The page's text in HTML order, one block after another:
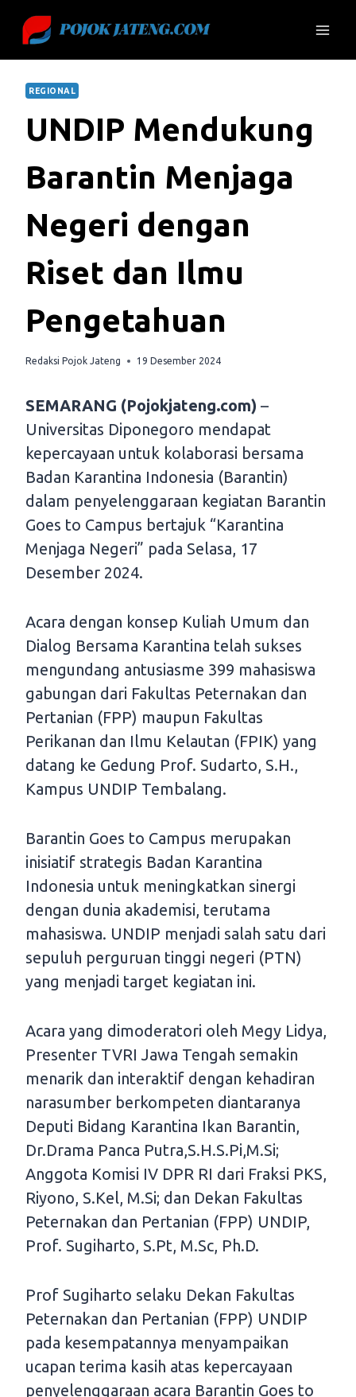
content
REGIONAL
UNDIP Mendukung
Barantin Menjaga
Negeri dengan
Riset dan Ilmu
Pengetahuan
Redaksi Pojok Jateng 19 Desember 2024
SEMARANG (Pojokjateng.com) –
Universitas Diponegoro mendapat
kepercayaan untuk kolaborasi bersama
Badan Karantina Indonesia (Barantin)
dalam penyelenggaraan kegiatan Barantin
Goes to Campus bertajuk “Karantina
Menjaga Negeri” pada Selasa, 17
Desember 2024.
Acara dengan konsep Kuliah Umum dan
Dialog Bersama Karantina telah sukses
mengundang antusiasme 399 mahasiswa
gabungan dari Fakultas Peternakan dan
Pertanian (FPP) maupun Fakultas
Perikanan dan Ilmu Kelautan (FPIK) yang
datang ke Gedung Prof. Sudarto, S.H.,
Kampus UNDIP Tembalang.
Barantin Goes to Campus merupakan
inisiatif strategis Badan Karantina
Indonesia untuk meningkatkan sinergi
dengan dunia akademisi, terutama
mahasiswa. UNDIP menjadi salah satu dari
sepuluh perguruan tinggi negeri (PTN)
yang menjadi target kegiatan ini.
Acara yang dimoderatori oleh Megy Lidya,
Presenter TVRI Jawa Tengah semakin
menarik dan interaktif dengan kehadiran
narasumber berkompeten diantaranya
Deputi Bidang Karantina Ikan Barantin,
Dr.Drama Panca Putra,S.H.S.Pi,M.Si;
Anggota Komisi IV DPR RI dari Fraksi PKS,
Riyono, S.Kel, M.Si; dan Dekan Fakultas
Peternakan dan Pertanian (FPP) UNDIP,
Prof. Sugiharto, S.Pt, M.Sc, Ph.D.
Prof Sugiharto selaku Dekan Fakultas
Peternakan dan Pertanian (FPP) UNDIP
pada kesempatannya menyampaikan
ucapan terima kasih atas kepercayaan
penyelenggaraan acara Barantin Goes to